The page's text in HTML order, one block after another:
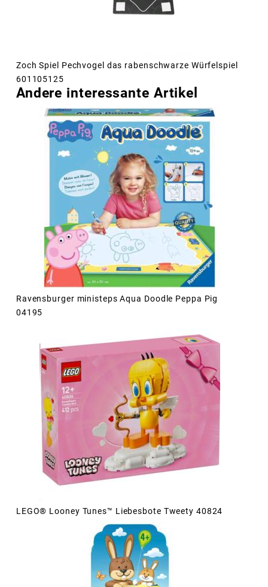
Zoch Spiel Pechvogel das rabenschwarze Würfelspiel
601105125
Andere interessante Artikel
Ravensburger ministeps Aqua Doodle Peppa Pig
04195
LEGO® Looney Tunes™ Liebesbote Tweety 40824